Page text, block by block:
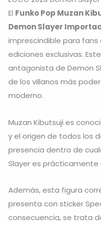
El Funko Pop Muzan
Demon Slayer
imprescindible para
ediciones exclusivas.
antagonista de Demon
de los villanos más
moderno.
Muzan Kibutsuji es
y el origen de todos los
presencia dentro de
Slayer es prácticamente
Además, esta figura
presenta con sticker
consecuencia, se trata